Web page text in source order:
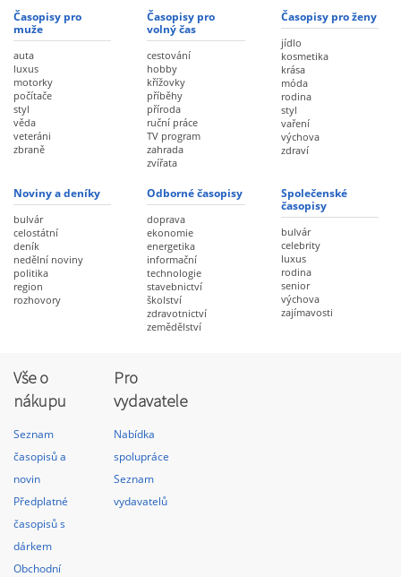
Časopisy pro
muže
auta
luxus
motorky
počítače
styl
věda
veteráni
zbraně
Časopisy pro
volný čas
cestování
hobby
křížovky
příběhy
příroda
ruční práce
TV program
zahrada
zvířata
Časopisy pro ženy
jídlo
kosmetika
krása
móda
rodina
styl
vaření
výchova
zdraví
Noviny a deníky
bulvár
celostátní
deník
nedělní noviny
politika
region
rozhovory
Odborné časopisy
doprava
ekonomie
energetika
informační
technologie
stavebnictví
školství
zdravotnictví
zemědělství
Společenské
časopisy
bulvár
celebrity
luxus
rodina
senior
výchova
zajímavosti
Vše o
nákupu
Seznam
časopisů a
novin
Předplatné
časopisů s
dárkem
Obchodní
Pro
vydavatele
Nabídka
spolupráce
Seznam
vydavatelů